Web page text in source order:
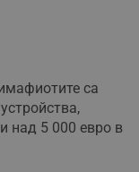
са
над 5 000 евро в